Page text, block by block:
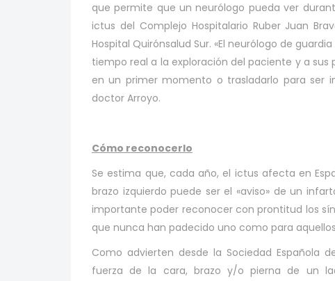
que permite que un neurólogo pueda ver
ictus del Complejo Hospitalario Ruber Juan
Hospital Quirónsalud Sur. «El neurólogo de
tiempo real a la exploración del paciente y a
en un primer momento o trasladarlo para ser
doctor Arroyo.
Cómo reconocerlo
Se estima que, cada año, el ictus afecta en
brazo izquierdo puede ser el «aviso» de un
importante poder reconocer con prontitud los
que nunca han padecido uno como para
Como advierten desde la Sociedad Española
fuerza de la cara, brazo y/o pierna de un